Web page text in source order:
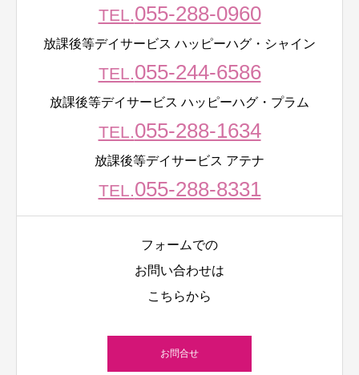
TEL.055-288-0960
放課後等デイサービス ハッピーハグ・シャイン
TEL.055-244-6586
放課後等デイサービス ハッピーハグ・プラム
TEL.055-288-1634
放課後等デイサービス アテナ
TEL.055-288-8331
フォームでの
お問い合わせは
こちらから
お問合せ